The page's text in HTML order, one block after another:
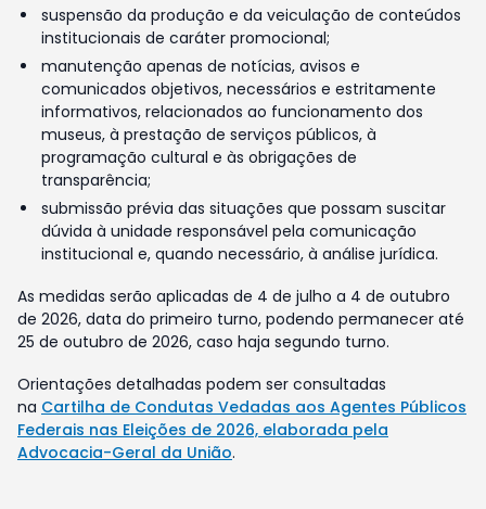
suspensão da produção e da veiculação de conteúdos
institucionais de caráter promocional;
manutenção apenas de notícias, avisos e
comunicados objetivos, necessários e estritamente
informativos, relacionados ao funcionamento dos
museus, à prestação de serviços públicos, à
programação cultural e às obrigações de
transparência;
submissão prévia das situações que possam suscitar
dúvida à unidade responsável pela comunicação
institucional e, quando necessário, à análise jurídica.
As medidas serão aplicadas de 4 de julho a 4 de outubro
de 2026, data do primeiro turno, podendo permanecer até
25 de outubro de 2026, caso haja segundo turno.
Orientações detalhadas podem ser consultadas
na Cartilha de Condutas Vedadas aos Agentes Públicos
Federais nas Eleições de 2026, elaborada pela
Advocacia-Geral da União.